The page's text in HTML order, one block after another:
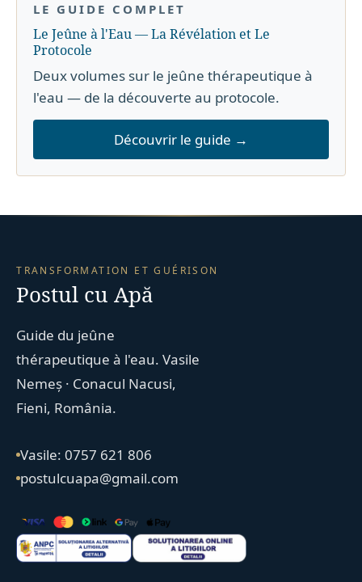
LE GUIDE COMPLET
Le Jeûne à l'Eau — La Révélation et Le
Protocole
Deux volumes sur le jeûne thérapeutique à
l'eau — de la découverte au protocole.
Découvrir le guide →
TRANSFORMATION ET GUÉRISON
Postul cu Apă
Guide du jeûne
thérapeutique à l'eau. Vasile
Nemeș · Conacul Nacusi,
Fieni, România.
Vasile: 0757 621 806
postulcuapa@gmail.com